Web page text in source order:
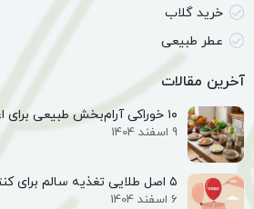
خرید گلاب
عطر طبیعی
آخرین مقالات
۱۰ خوراکی آرام‌بخش طبیعی برای اعصاب خسته
9 اسفند 1404
۵ اصل طلایی تغذیه سالم برای کنترل استرس
6 اسفند 1404